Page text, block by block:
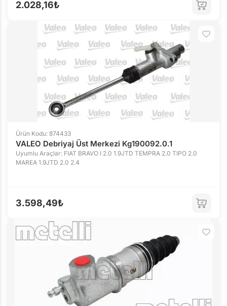
2.028,16₺
Ürün Kodu: 874433
VALEO Debriyaj Üst Merkezi Kg190092.0.1
Uyumlu Araçlar: FIAT BRAVO I 2.0 1.9JTD TEMPRA 2.0 TIPO 2.0
MAREA 1.9JTD 2.0 2.4
3.598,49₺